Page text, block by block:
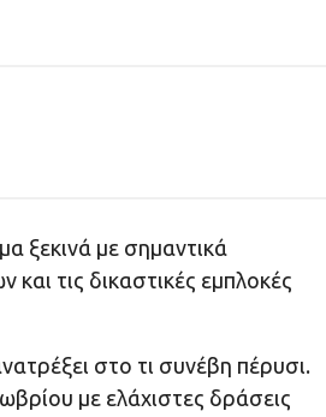
ξεκινά με σημαντικά
τις δικαστικές εμπλοκές
στο τι συνέβη πέρυσι.
με ελάχιστες δράσεις